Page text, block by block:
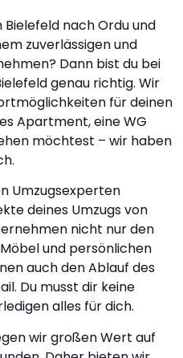
Bielefeld nach Ordu und
zuverlässigen und
Dann bist du bei
genau richtig. Wir
für deinen
Apartment, eine WG
möchtest – wir haben
Umzugsexperten
deines Umzugs von
nicht nur den
und persönlichen
auch den Ablauf des
Du musst dir keine
alles für dich.
wir großen Wert auf